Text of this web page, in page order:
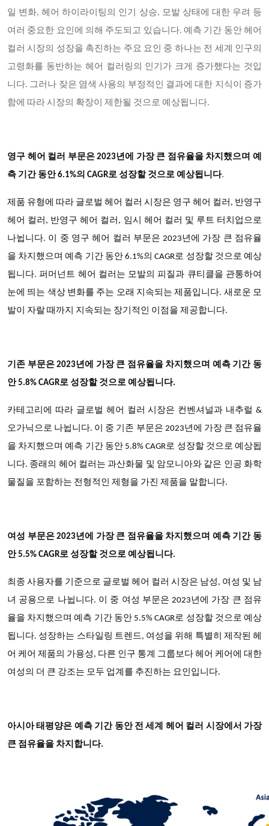
일 변화, 헤어 하이라이팅의 인기 상승, 모발 상태에 대한 우려 등
여러 중요한 요인에 의해 주도되고 있습니다. 예측 기간 동안 헤어
컬러 시장의 성장을 촉진하는 주요 요인 중 하나는 전 세계 인구의
고령화를 동반하는 헤어 컬러링의 인기가 크게 증가했다는 것입
니다. 그러나 잦은 염색 사용의 부정적인 결과에 대한 지식이 증가
함에 따라 시장의 확장이 제한될 것으로 예상됩니다.
영구 헤어 컬러 부문은2023년에 가장 큰 점유율을 차지했으며 예
측 기간 동안 6.1%의 CAGR로 성장할 것으로 예상됩니다.
제품 유형에 따라 글로벌 헤어 컬러 시장은 영구 헤어 컬러 , 반영구
헤어 컬러, 반영구 헤어 컬러, 임시 헤어 컬러 및 루트 터치업으로
나뉩니다. 이 중 영구 헤어 컬러 부문은 2023년에 가장 큰 점유율
을 차지했으며 예측 기간 동안 6.1%의 CAGR로 성장할 것으로 예상
됩니다. 퍼머넌트 헤어 컬러는 모발의 피질과 큐티클을 관통하여
눈에 띄는 색상 변화를 주는 오래 지속되는 제품입니다. 새로운 모
발이 자랄 때까지 지속되는 장기적인 이점을 제공합니다.
기존 부문은2023년에 가장 큰 점유율을 차지했으며 예측 기간 동
안 5.8% CAGR로 성장할 것으로 예상됩니다.
카테고리에 따라 글로벌 헤어 컬러 시장은 컨벤셔널과 내추럴 &
오가닉으로 나뉩니다. 이 중 기존 부문은 2023년에 가장 큰 점유율
을 차지했으며 예측 기간 동안 5.8% CAGR로 성장할 것으로 예상됩
니다. 종래의 헤어 컬러는 과산화물 및 암모니아와 같은 인공 화학
물질을 포함하는 전형적인 제형을 가진 제품을 말합니다.
여성 부문은2023년에 가장 큰 점유율을 차지했으며 예측 기간 동
안 5.5% CAGR로 성장할 것으로 예상됩니다.
최종 사용자를 기준으로 글로벌 헤어 컬러 시장은 남성 , 여성 및 남
녀 공용으로 나뉩니다. 이 중 여성 부문은 2023년에 가장 큰 점유
율을 차지했으며 예측 기간 동안 5.5% CAGR로 성장할 것으로 예상
됩니다. 성장하는 스타일링 트렌드, 여성을 위해 특별히 제작된 헤
어 케어 제품의 가용성, 다른 인구 통계 그룹보다 헤어 케어에 대한
여성의 더 큰 강조는 모두 업계를 추진하는 요인입니다.
아시아 태평양은 예측 기간 동안 전 세계 헤어 컬러 시장에서 가장
큰 점유율을 차지합니다.